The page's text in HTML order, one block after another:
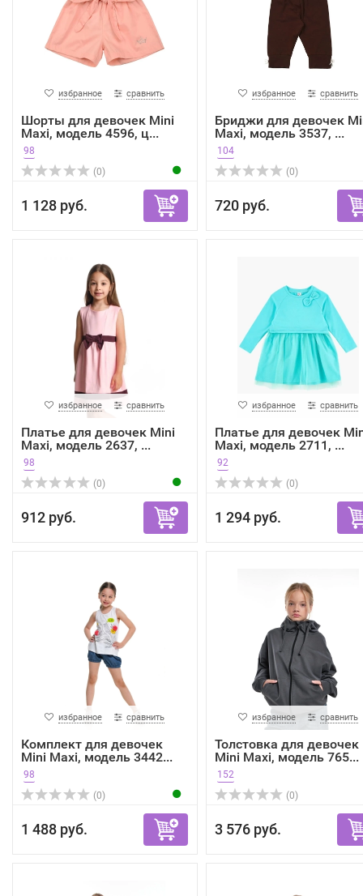
избранное сравнить
Шорты для девочек Mini
Maxi, модель 4596, ц...
98
(0)
1 128 руб.
избранное сравнить
Бриджи для девочек
Maxi, модель 3537, ...
104
(0)
720 руб.
избранное сравнить
Платье для девочек Mini
Maxi, модель 2637, ...
98
(0)
912 руб.
избранное сравнить
Платье для девочек
Maxi, модель 2711, ...
92
(0)
1 294 руб.
избранное сравнить
Комплект для девочек
Mini Maxi, модель 3442...
98
(0)
1 488 руб.
избранное сравнить
Толстовка для девочек
Mini Maxi, модель 765...
152
(0)
3 576 руб.